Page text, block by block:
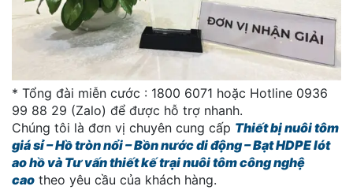
* Tổng đài miễn cước : 1800 6071 hoặc Hotline 0936
99 88 29 (Zalo) để được hỗ trợ nhanh.
Chúng tôi là đơn vị chuyên cung cấp Thiết bị nuôi tôm
giá sỉ – Hồ tròn nổi – Bồn nước di động – Bạt HDPE lót
ao hồ và Tư vấn thiết kế trại nuôi tôm công nghệ
cao theo yêu cầu của khách hàng.